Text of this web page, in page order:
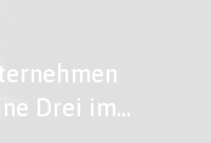
Drei im